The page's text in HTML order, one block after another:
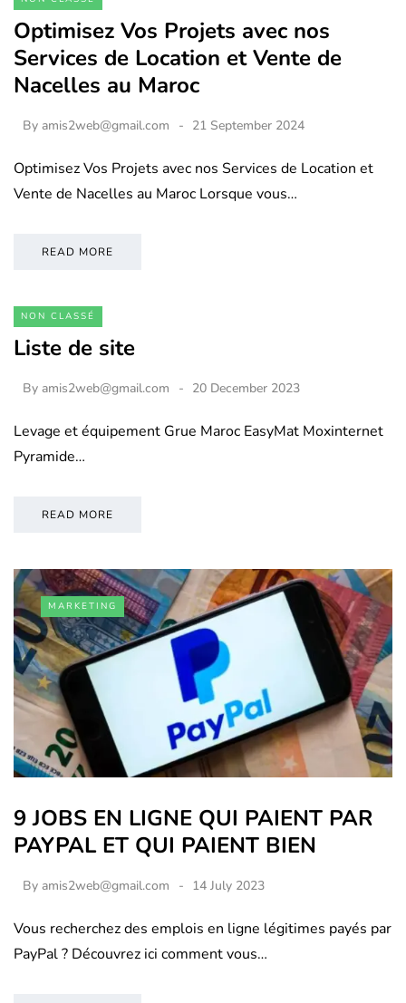
Optimisez Vos Projets avec nos
Services de Location et Vente de
Nacelles au Maroc
By amis2web@gmail.com 21 September 2024
Optimisez Vos Projets avec nos Services de Location et
Vente de Nacelles au Maroc Lorsque vous…
READ MORE
NON CLASSÉ
Liste de site
By amis2web@gmail.com 20 December 2023
Levage et équipement Grue Maroc EasyMat Moxinternet
Pyramide…
READ MORE
MARKETING
9 JOBS EN LIGNE QUI PAIENT PAR
PAYPAL ET QUI PAIENT BIEN
By amis2web@gmail.com 14 July 2023
Vous recherchez des emplois en ligne légitimes payés par
PayPal ? Découvrez ici comment vous…